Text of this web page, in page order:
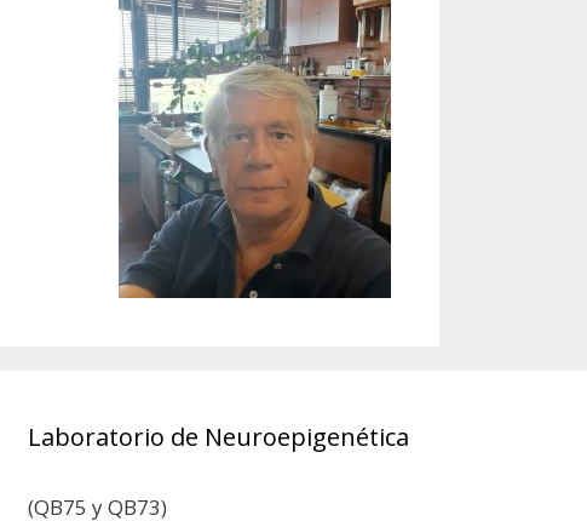
Laboratorio de Neuroepigenética
(QB75 y QB73)